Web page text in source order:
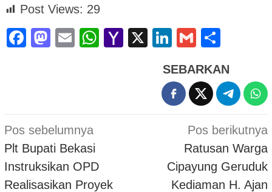
Post Views: 29
Facebook
Mastodon
EmailWhatsApp
Yahoo
X LinkedIn
Gmail
SEBARKAN
Navigasi
pos
Pos sebelumnya
Plt Bupati Bekasi
Instruksikan OPD
Realisasikan Proyek
Pos berikutnya
Ratusan Warga
Cipayung Geruduk
Kediaman H. Ajan